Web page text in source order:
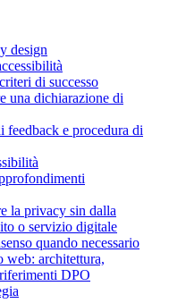
design
di successo
una dichiarazione di
feedback e procedura di
la privacy sin dalla
o servizio digitale
quando necessario
web: architettura,
DPO